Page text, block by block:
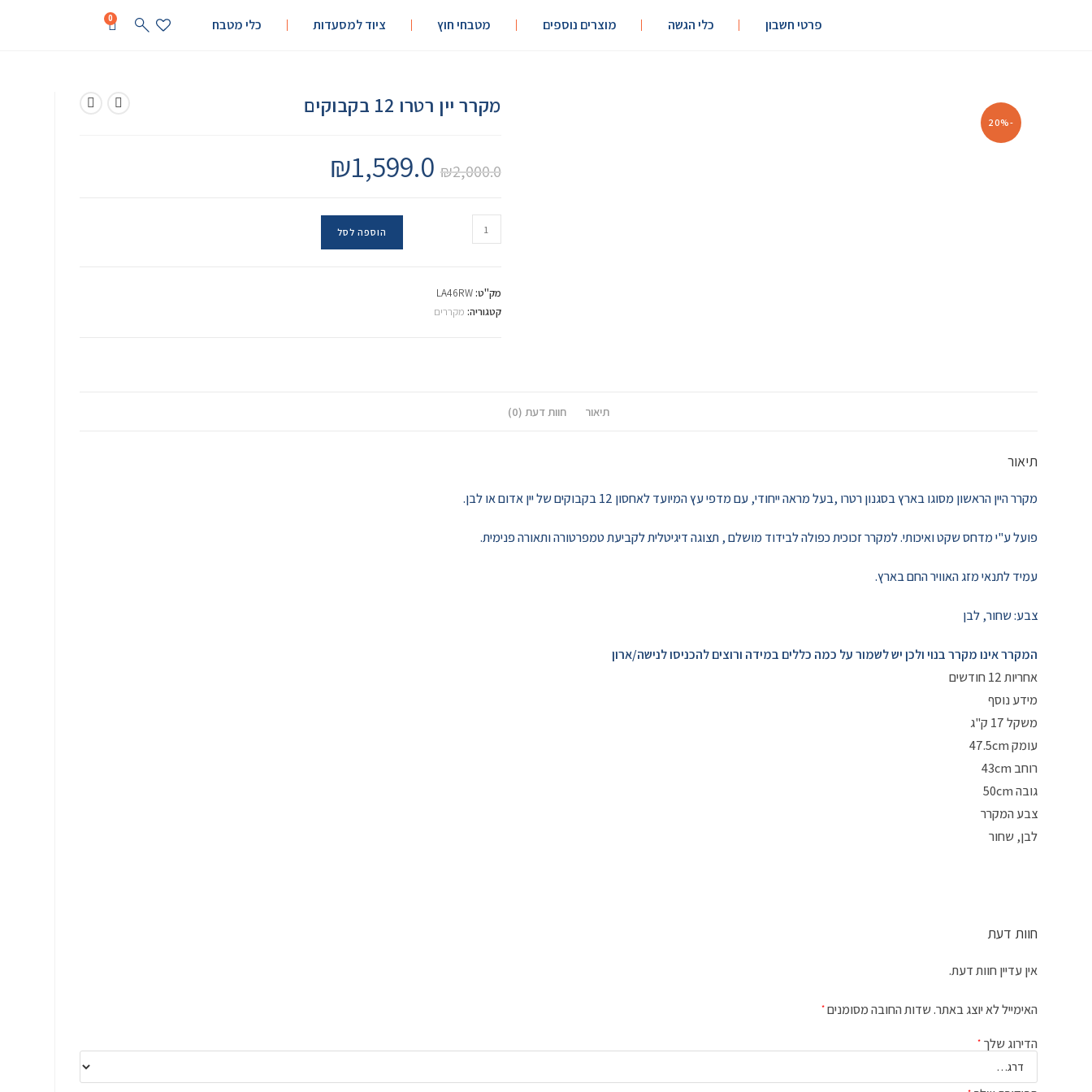
פרטי חשבון כלי הגשה מוצרים נוספים מטבחי חוץ ציוד למסעדות כלי מטבח 0
-20%
מקרר יין רטרו 12 בקבוקים
₪2,000.0
₪1,599.0
הוספה לסל
מק"ט:LA46RW
קטגוריה: מקררים
תיאור חוות דעת (0)
תיאור
מקרר היין הראשון מסוגו בארץ בסגנון רטרו ,בעל מראה ייחודי, עם מדפי עץ המיועד לאחסון 12 בקבוקים של יין אדום או לבן.
פועל ע"י מדחס שקט ואיכותי. למקרר זכוכית כפולה לבידוד מושלם , תצוגה דיגיטלית לקביעת טמפרטורה ותאורה פנימית.
עמיד לתנאי מזג האוויר החם בארץ.
צבע: שחור, לבן
המקרר אינו מקרר בנוי ולכן יש לשמור על כמה כללים במידה ורוצים להכניסו לנישה/ארון
אחריות 12 חודשים
מידע נוסף
משקל 17 ק"ג
עומק 47.5cm
רוחב 43cm
גובה 50cm
צבע המקרר
לבן, שחור
חוות דעת
אין עדיין חוות דעת.
האימייל לא יוצג באתר.שדות החובה מסומנים*
הדירוג שלך*